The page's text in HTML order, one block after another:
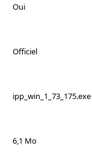
Oui
Officiel
ipp_win_1_73_175.exe
6,1 Mo